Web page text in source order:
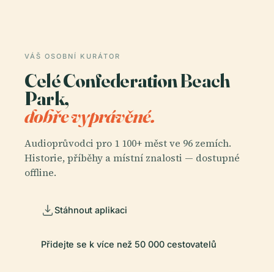
VÁŠ OSOBNÍ KURÁTOR
Celé Confederation Beach
Park,
dobře vyprávěné.
Audioprůvodci pro 1 100+ měst ve 96 zemích.
Historie, příběhy a místní znalosti — dostupné
offline.
Stáhnout aplikaci
Přidejte se k více než 50 000 cestovatelů